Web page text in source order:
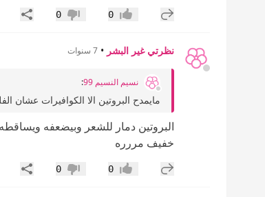
إضافة رد جديد
إعجاب0 عدم إعجاب
0 مشاركة
نظرتي غير البشر • 7 سنوات
نسيم النسيم 99 :
مايمدح البروتين الا الكوافيرات عشان
البروتين دمار للشعر وبيضعفه
خفيف مررره
إضافة رد جديد
إعجاب0 عدم إعجاب
0 مشاركة